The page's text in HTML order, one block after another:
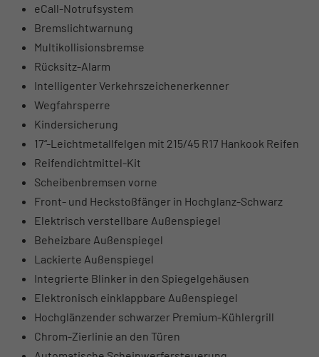
eCall-Notrufsystem
Bremslichtwarnung
Multikollisionsbremse
Rücksitz-Alarm
Intelligenter Verkehrszeichenerkenner
Wegfahrsperre
Kindersicherung
17“-Leichtmetallfelgen mit 215/45 R17 Hankook Reifen
Reifendichtmittel-Kit
Scheibenbremsen vorne
Front- und Heckstoßfänger in Hochglanz-Schwarz
Elektrisch verstellbare Außenspiegel
Beheizbare Außenspiegel
Lackierte Außenspiegel
Integrierte Blinker in den Spiegelgehäusen
Elektronisch einklappbare Außenspiegel
Hochglänzender schwarzer Premium-Kühlergrill
Chrom-Zierlinie an den Türen